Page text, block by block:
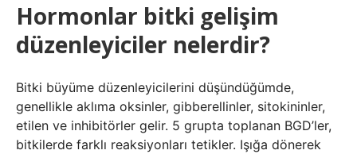
Hormonlar bitki gelişim
düzenleyiciler nelerdir?
Bitki büyüme düzenleyicilerini düşündüğümde,
genellikle aklıma oksinler, gibberellinler, sitokininler,
etilen ve inhibitörler gelir. 5 grupta toplanan BGD’ler,
bitkilerde farklı reaksiyonları tetikler. Işığa dönerek